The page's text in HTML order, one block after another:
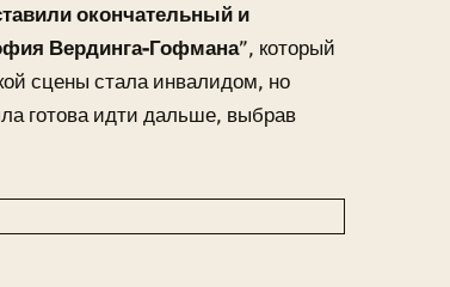
окончательный и
Вердинга-Гофмана”, который
сцены стала инвалидом, но
готова идти дальше, выбрав